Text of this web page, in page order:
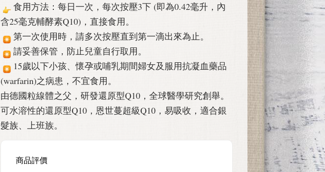
食用方法：每日一次，每次按壓3下 (即為0.42毫升，內
含25毫克輔酵素Q10)，直接食用。
第一次使用時，請多次按壓直到第一滴出來為止。
請妥善保管，防止兒童自行取用。
15歲以下小孩、懷孕或哺乳期間婦女及服用抗凝血藥品
(warfarin)之病患，不宜食用。
由德國粒線體之父，研發還原型Q10，全球醫學研究創舉。
可水溶性的還原型Q10，恩世蔓超級Q10，易吸收，適合銀
髮族、上班族。
商品評價